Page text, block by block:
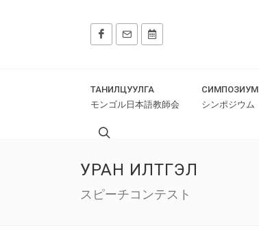
ТАНИЛЦУУЛГА
モンゴル日本語教師会
СИМПОЗИУМ
シンポジウム
УРАН ИЛТГЭЛ
スピーチコンテスト